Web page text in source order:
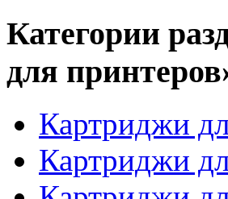
Категории
для
Картриджи
Картриджи